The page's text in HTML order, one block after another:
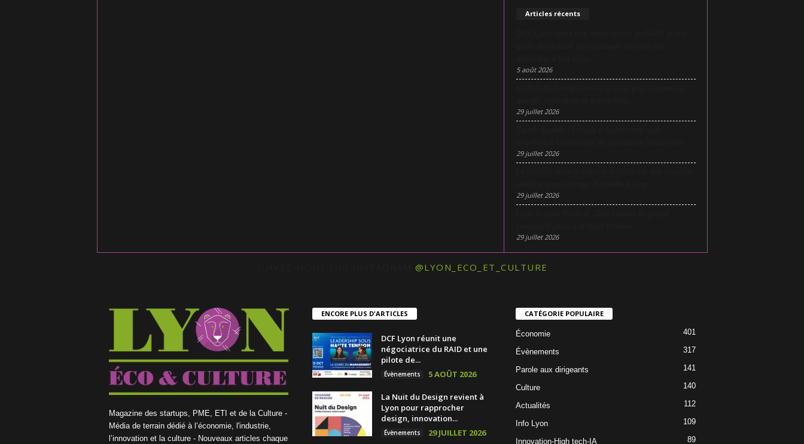
Articles récents
5 août 2026
29 juillet 2026
29 juillet 2026
29 juillet 2026
29 juillet 2026
@LYON_ECO_ET_CULTURE
Magazine des startups, PME, ETI et de la Culture -
Média de terrain dédié à l’économie, l'industrie,
l’innovation et la culture - Nouveaux articles chaque
ENCORE PLUS D'ARTICLES
DCF Lyon réunit une
négociatrice du RAID et une
pilote de...
Évènements 5 AOÛT 2026
La Nuit du Design revient à
Lyon pour rapprocher
design, innovation...
Évènements 29 JUILLET 2026
CATÉGORIE POPULAIRE
Économie 401
Évènements 317
Parole aux dirigeants 141
Culture 140
Actualités 112
Info Lyon 109
Innovation-High tech-IA 89